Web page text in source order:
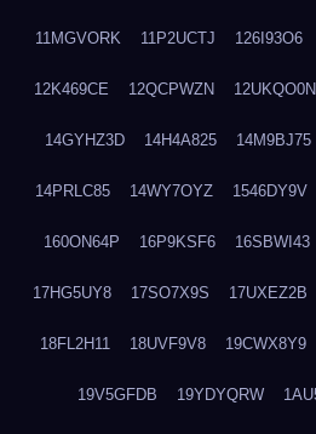
11MGVORK 11P2UCTJ 126I93O6
12K469CE 12QCPWZN 12UKQO0N
14GYHZ3D 14H4A825 14M9BJ75
14PRLC85 14WY7OYZ 1546DY9V
160ON64P 16P9KSF6 16SBWI43
17HG5UY8 17SO7X9S 17UXEZ2B
18FL2H11 18UVF9V8 19CWX8Y9
19V5GFDB 19YDYQRW